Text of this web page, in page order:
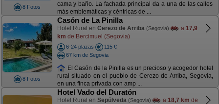
8 Fotos
cama y baño. La fachada principal da a una de las calles
más emblemáticas y céntricas de ...
8 Fotos
Casón de La Pinilla
Hotel Rural en Cerezo de Arriba (Segovia) a 17,9
km de Bercimuel (Segovia)
6-24 plazas
115 €
67 km de Segovia
El Casón de la Pinilla es un precioso y acogedor hotel
rural situado en el pueblo de Cerezo de Arriba, Segovia,
en una finca privada con amp ...
Hotel Vado del Duratón
Hotel Rural en Sepúlveda (Segovia) a 18,7 km de